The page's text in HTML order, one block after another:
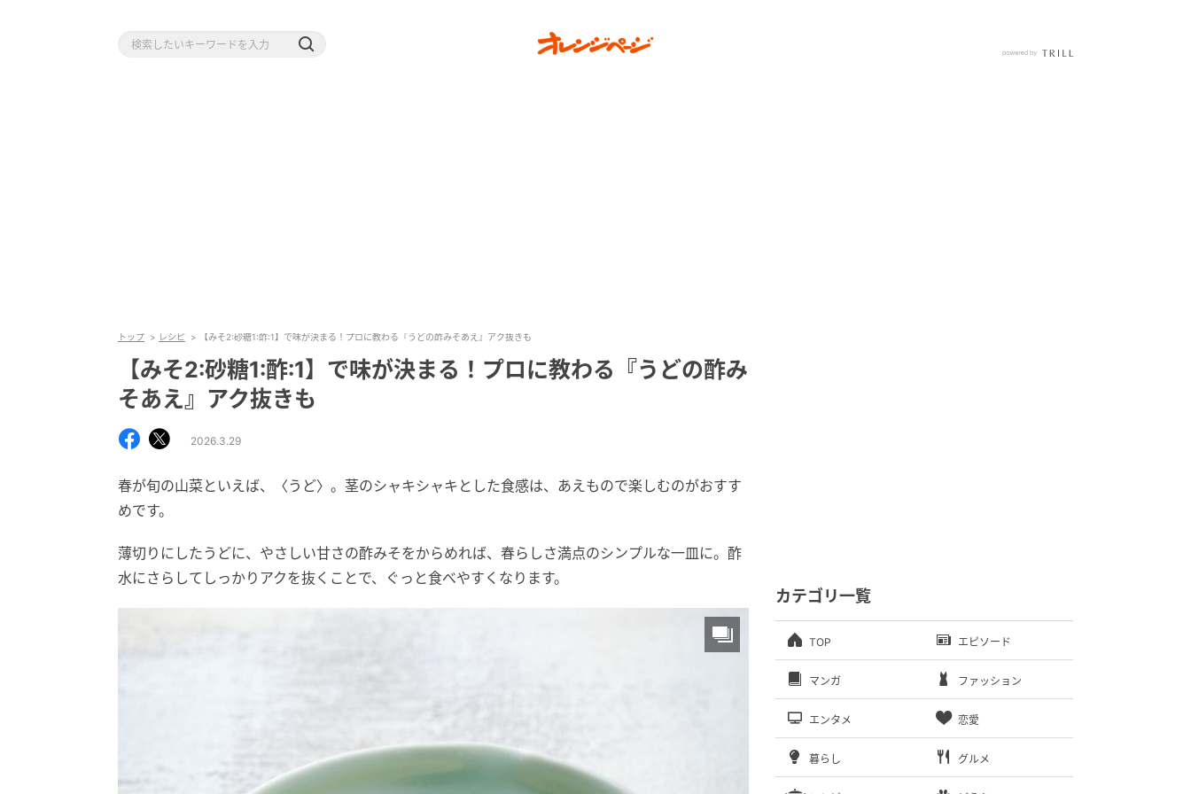
トップ レシピ 【みそ2:砂糖1:酢:1】で味が決まる！プロに教わる『うどの酢みそあえ』アク抜きも
【みそ2:砂糖1:酢:1】で味が決まる！プロに教わる『うどの酢み
そあえ』アク抜きも
2026.3.29
春が旬の山菜といえば、〈うど〉。茎のシャキシャキとした食感は、あえもので楽しむのがおすす
めです。
薄切りにしたうどに、やさしい甘さの酢みそをからめれば、春らしさ満点のシンプルな一皿に。酢
水にさらしてしっかりアクを抜くことで、ぐっと食べやすくなります。
カテゴリ一覧
TOP エピソード
マンガ ファッション
エンタメ 恋愛
暮らし グルメ